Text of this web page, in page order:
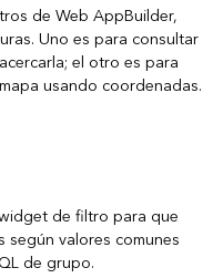
de Web AppBuilder,
Uno es para consultar
el otro es para
usando coordenadas.
de filtro para que
valores comunes
de grupo.